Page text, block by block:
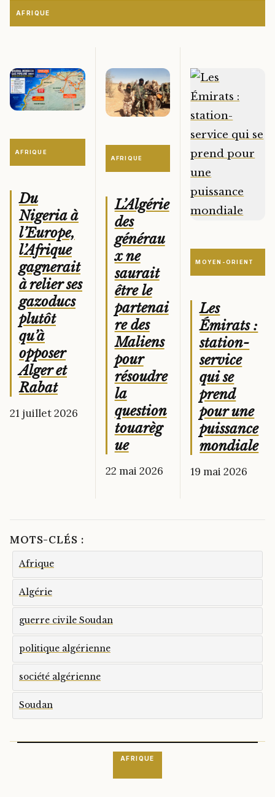
AFRIQUE
AFRIQUE
Du
Nigeria à
l’Europe,
l’Afrique
gagnerait
à relier ses
gazoducs
plutôt
qu’à
opposer
Alger et
Rabat
21 juillet 2026
AFRIQUE
L’Algérie
des
générau
x ne
saurait
être le
partenai
re des
Maliens
pour
résoudre
la
question
touarèg
ue
22 mai 2026
MOYEN-ORIENT
Les
Émirats :
station-
service
qui se
prend
pour une
puissance
mondiale
19 mai 2026
MOTS-CLÉS :
Afrique
Algérie
guerre civile Soudan
politique algérienne
société algérienne
Soudan
AFRIQUE